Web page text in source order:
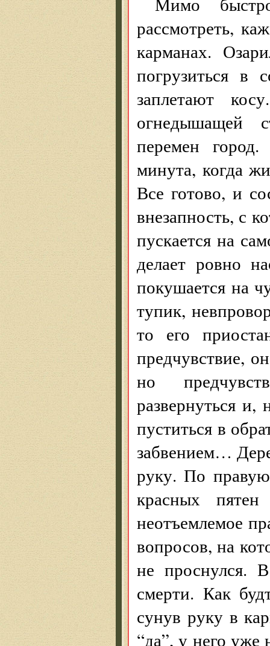
рассмотреть,
карманах.
погрузиться в
заплетают
огнедышащей
перемен
минута, когда
Все готово, и
внезапность, с
пускается на
делает ровно
покушается на
тупик,
то его
предчувствие,
но
развернуться и,
пуститься в
забвением…
руку. По
красных
неотъемлемое
вопросов, на
не проснулся.
смерти. Как
сунув руку в
“да”, у него